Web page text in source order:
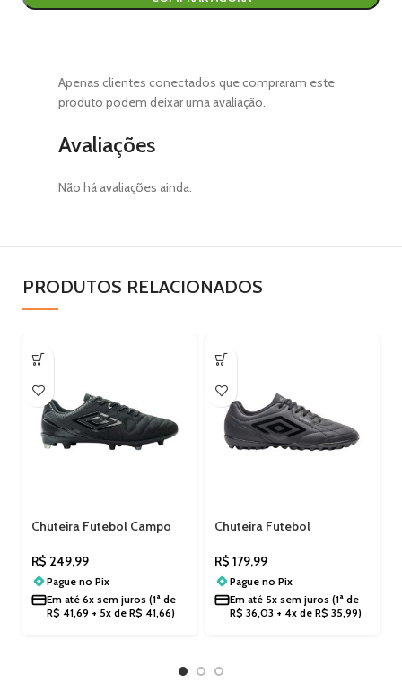
Avaliações
Não há avaliações ainda.
Apenas clientes conectados que compraram este
produto podem deixar uma avaliação.
PRODUTOS RELACIONADOS
Chuteira Futebol Campo
Eternal U01FB071
R$ 249,99
Pague no Pix
Em até 6x sem juros (1ª de
R$ 41,69 + 5x de R$ 41,66)
Chuteira Futebol
U01FB00327
R$ 179,99
Pague no Pix
Em até 5x sem juros (1ª de
R$ 36,03 + 4x de R$ 35,99)